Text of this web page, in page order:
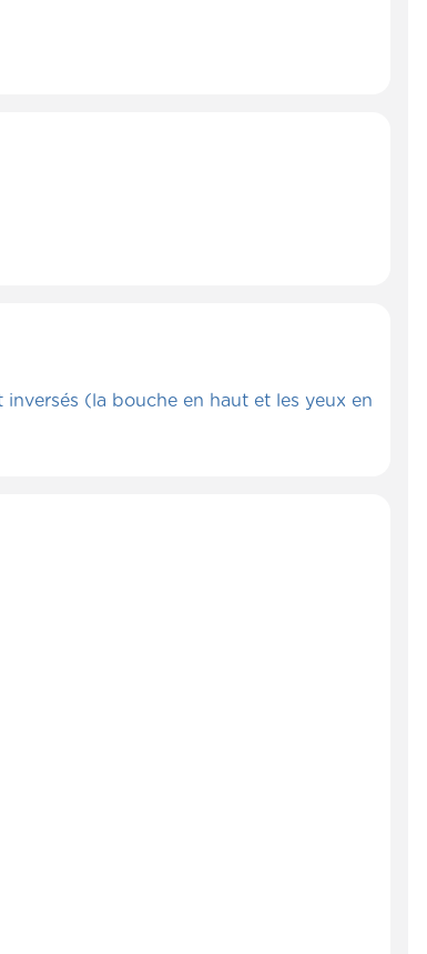
(la bouche en haut et les yeux en